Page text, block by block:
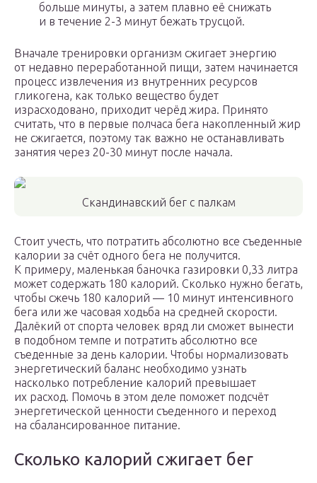
больше минуты, а затем плавно её снижать
и в течение 2-3 минут бежать трусцой.
Вначале тренировки организм сжигает энергию
от недавно переработанной пищи, затем начинается
процесс извлечения из внутренних ресурсов
гликогена, как только вещество будет
израсходовано, приходит черёд жира. Принято
считать, что в первые полчаса бега накопленный жир
не сжигается, поэтому так важно не останавливать
занятия через 20-30 минут после начала.
Скандинавский бег с палкам
Стоит учесть, что потратить абсолютно все съеденные
калории за счёт одного бега не получится.
К примеру, маленькая баночка газировки 0,33 литра
может содержать 180 калорий. Сколько нужно бегать,
чтобы сжечь 180 калорий — 10 минут интенсивного
бега или же часовая ходьба на средней скорости.
Далёкий от спорта человек вряд ли сможет вынести
в подобном темпе и потратить абсолютно все
съеденные за день калории. Чтобы нормализовать
энергетический баланс необходимо узнать
насколько потребление калорий превышает
их расход. Помочь в этом деле поможет подсчёт
энергетической ценности съеденного и переход
на сбалансированное питание.
Сколько калорий сжигает бег